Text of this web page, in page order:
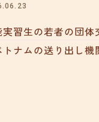
実習生の若者の団体